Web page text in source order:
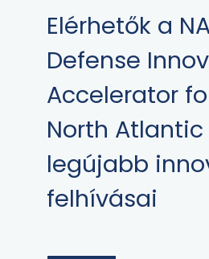
Elérhetők a
Defense
Accelerator
North Atlantic
legújabb
felhívásai